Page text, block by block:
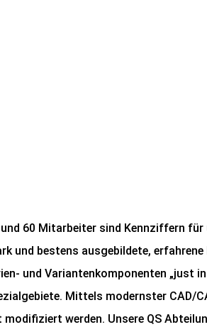
60 Mitarbeiter sind Kennziffern
und bestens ausgebildete,
und Variantenkomponenten „just
Mittels modernster CAD/
werden. Unsere QS